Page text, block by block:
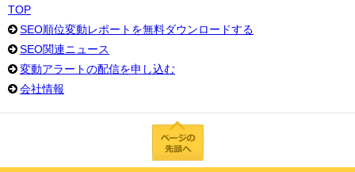
TOP
SEO順位変動レポートを無料ダウンロードする
SEO関連ニュース
変動アラートの配信を申し込む
会社情報